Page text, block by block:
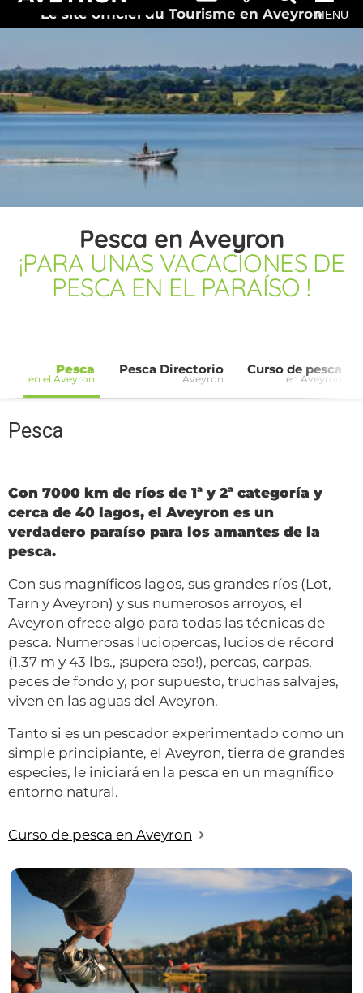
Le site officiel du Tourisme en AveyronMENU
Pesca en Aveyron
¡PARA UNAS VACACIONES DE
PESCA EN EL PARAÍSO !
Pesca
en el Aveyron
Pesca Directorio
Aveyron
Curso de pesca
en Aveyron
Pesca
Con 7000 km de ríos de 1ª y 2ª categoría y
cerca de 40 lagos, el Aveyron es un
verdadero paraíso para los amantes de la
pesca.
Con sus magníficos lagos, sus grandes ríos (Lot,
Tarn y Aveyron) y sus numerosos arroyos, el
Aveyron ofrece algo para todas las técnicas de
pesca. Numerosas luciopercas, lucios de récord
(1,37 m y 43 lbs., ¡supera eso!), percas, carpas,
peces de fondo y, por supuesto, truchas salvajes,
viven en las aguas del Aveyron.
Tanto si es un pescador experimentado como un
simple principiante, el Aveyron, tierra de grandes
especies, le iniciará en la pesca en un magnífico
entorno natural.
Curso de pesca en Aveyron